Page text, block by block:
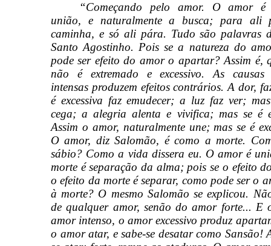
“Começando pelo amor. O amor é
união, e naturalmente a busca; para ali
caminha, e só ali pára. Tudo são palavras
Santo Agostinho. Pois se a natureza do
pode ser efeito do amor o apartar? Assim é,
não é extremado e excessivo. As causas
intensas produzem efeitos contrários. A dor,
é excessiva faz emudecer; a luz faz ver;
cega; a alegria alenta e vivifica; mas se é
Assim o amor, naturalmente une; mas se é
O amor, diz Salomão, é como a morte.
sábio? Como a vida dissera eu. O amor é
morte é separação da alma; pois se o efeito
o efeito da morte é separar, como pode ser o
à morte? O mesmo Salomão se explicou.
de qualquer amor, senão do amor forte... E
amor intenso, o amor excessivo produz
o amor atar, e sabe-se desatar como Sansão!